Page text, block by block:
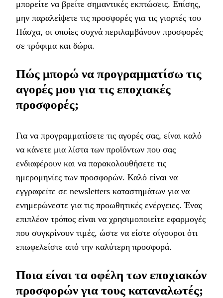
μπορείτε να βρείτε σημαντικές εκπτώσεις. Επίσης,
μην παραλείψετε τις προσφορές για τις γιορτές του
Πάσχα, οι οποίες συχνά περιλαμβάνουν προσφορές
σε τρόφιμα και δώρα.
Πώς μπορώ να προγραμματίσω τις
αγορές μου για τις εποχιακές
προσφορές;
Για να προγραμματίσετε τις αγορές σας, είναι καλό
να κάνετε μια λίστα των προϊόντων που σας
ενδιαφέρουν και να παρακολουθήσετε τις
ημερομηνίες των προσφορών. Καλό είναι να
εγγραφείτε σε newsletters καταστημάτων για να
ενημερώνεστε για τις προωθητικές ενέργειες. Ένας
επιπλέον τρόπος είναι να χρησιμοποιείτε εφαρμογές
που συγκρίνουν τιμές, ώστε να είστε σίγουροι ότι
επωφελείστε από την καλύτερη προσφορά.
Ποια είναι τα οφέλη των εποχιακών
προσφορών για τους καταναλωτές;